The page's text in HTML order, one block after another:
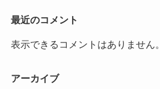
最近のコメント
表示できるコメントはありません。
アーカイブ